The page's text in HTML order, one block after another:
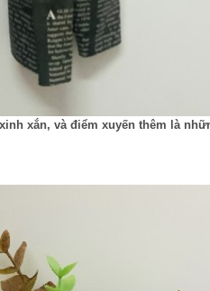
xắn, và điểm xuyến thêm là